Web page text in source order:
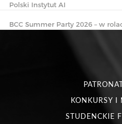
Polski Instytut AI
BCC Summer Party 2026 – w
KONKURSY I
STUDENCKIE